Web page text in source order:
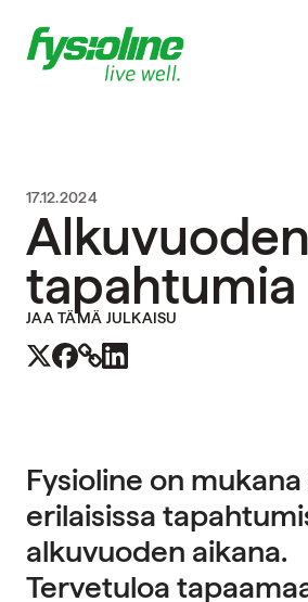
17.12.2024
tapahtumia
JAA TÄMÄ JULKAISU
Fysioline on
erilaisissa
alkuvuoden aikana.
Tervetuloa